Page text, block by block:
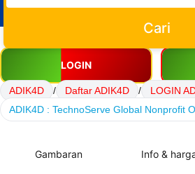
Cari
LOGIN
ADIK4D / Daftar ADIK4D / LOGIN
ADIK4D : TechnoServe Global Nonprofit
Gambaran Info &